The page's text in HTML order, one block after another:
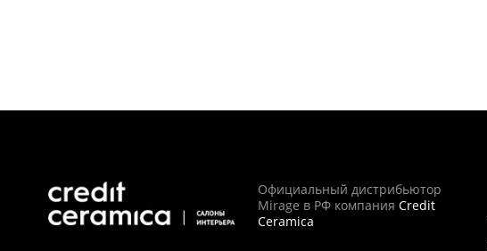
Официальный дистрибьютор
Mirage в РФ компания Credit
Ceramica